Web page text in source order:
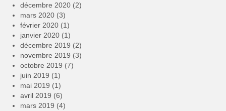
décembre 2020 (2)
mars 2020 (3)
février 2020 (1)
janvier 2020 (1)
décembre 2019 (2)
novembre 2019 (3)
octobre 2019 (7)
juin 2019 (1)
mai 2019 (1)
avril 2019 (6)
mars 2019 (4)